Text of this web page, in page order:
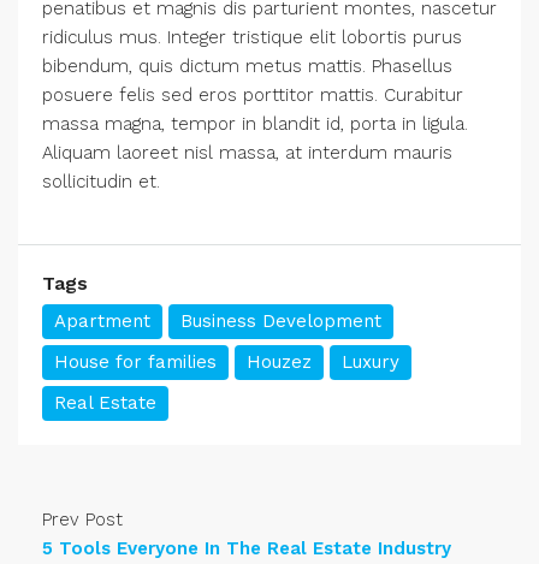
penatibus et magnis dis parturient montes, nascetur
ridiculus mus. Integer tristique elit lobortis purus
bibendum, quis dictum metus mattis. Phasellus
posuere felis sed eros porttitor mattis. Curabitur
massa magna, tempor in blandit id, porta in ligula.
Aliquam laoreet nisl massa, at interdum mauris
sollicitudin et.
Tags
Apartment
Business Development
House for families
Houzez
Luxury
Real Estate
Prev Post
5 Tools Everyone In The Real Estate Industry